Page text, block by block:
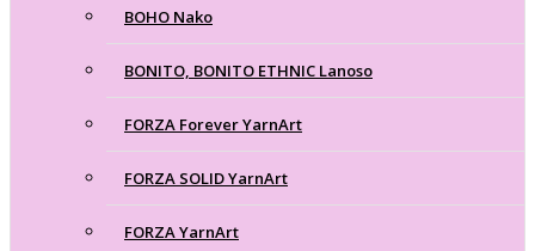
BOHO Nako
BONITO, BONITO ETHNIC Lanoso
FORZA Forever YarnArt
FORZA SOLID YarnArt
FORZA YarnArt